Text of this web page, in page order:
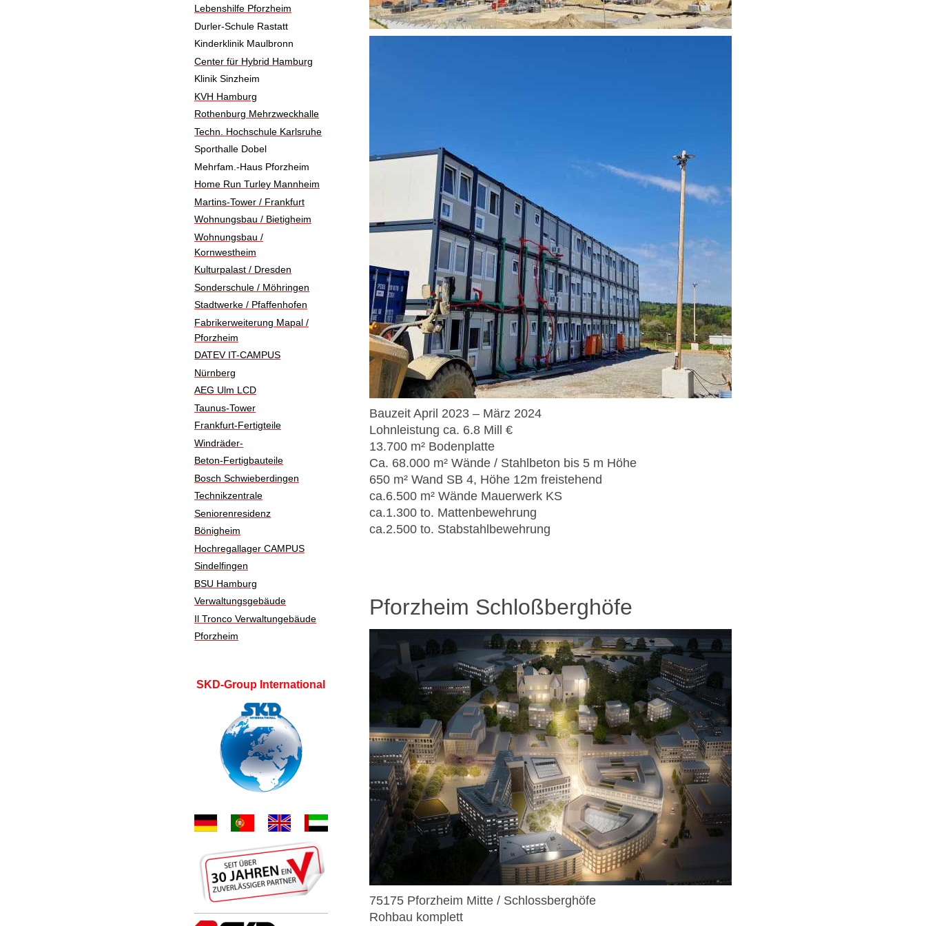
Bauzeit April 2023 – März 2024
Lohnleistung ca. 6.8 Mill €
13.700 m² Bodenplatte
Ca. 68.000 m² Wände / Stahlbeton bis 5 m Höhe
650 m² Wand SB 4, Höhe 12m freistehend
ca.6.500 m² Wände Mauerwerk KS
ca.1.300 to. Mattenbewehrung
ca.2.500 to. Stabstahlbewehrung
Pforzheim Schloßberghöfe
75175 Pforzheim Mitte / Schlossberghöfe
Rohbau komplett
Lebenshilfe Pforzheim
Durler-Schule Rastatt
Kinderklinik Maulbronn
Center für Hybrid Hamburg
Klinik Sinzheim
KVH Hamburg
Rothenburg Mehrzweckhalle
Techn. Hochschule Karlsruhe
Sporthalle Dobel
Mehrfam.-Haus Pforzheim
Home Run Turley Mannheim
Martins-Tower / Frankfurt
Wohnungsbau / Bietigheim
Wohnungsbau /
Kornwestheim
Kulturpalast / Dresden
Sonderschule / Möhringen
Stadtwerke / Pfaffenhofen
Fabrikerweiterung Mapal /
Pforzheim
DATEV IT-CAMPUS
Nürnberg
AEG Ulm LCD
Taunus-Tower
Frankfurt-Fertigteile
Windräder-
Beton-Fertigbauteile
Bosch Schwieberdingen
Technikzentrale
Seniorenresidenz
Bönigheim
Hochregallager CAMPUS
Sindelfingen
BSU Hamburg
Verwaltungsgebäude
Il Tronco Verwaltungebäude
Pforzheim
SKD-Group International